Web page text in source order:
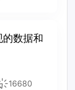
数据和
16680